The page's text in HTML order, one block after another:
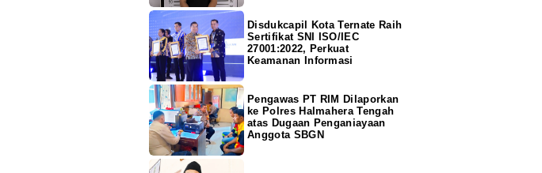
Disdukcapil Kota Ternate Raih
Sertifikat SNI ISO/IEC
27001:2022, Perkuat
Keamanan Informasi
Pengawas PT RIM Dilaporkan
ke Polres Halmahera Tengah
atas Dugaan Penganiayaan
Anggota SBGN